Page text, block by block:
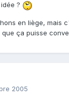
?
en liège, mais
ça puisse
2005